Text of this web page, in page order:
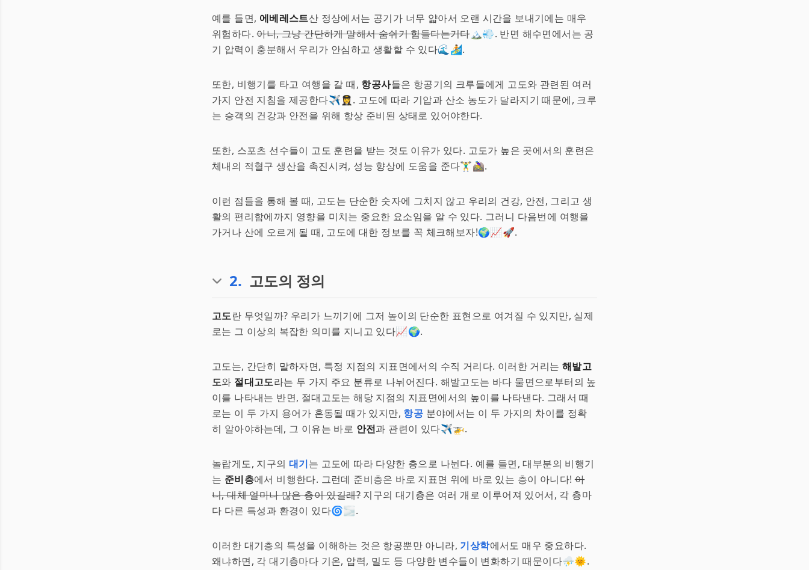
예를 들면, 에베레스트산 정상에서는 공기가 너무 얇아서 오랜 시간을 보내기에는 매우
위험하다.아니, 그냥 간단하게 말해서 숨쉬기 힘들다는거다🏔️💨. 반면 해수면에서는 공
기 압력이 충분해서 우리가 안심하고 생활할 수 있다🌊🏄.
또한, 비행기를 타고 여행을 갈 때, 항공사들은 항공기의 크루들에게 고도와 관련된 여러
가지 안전 지침을 제공한다✈️👩‍✈️. 고도에 따라 기압과 산소 농도가 달라지기 때문에, 크루
는 승객의 건강과 안전을 위해 항상 준비된 상태로 있어야한다.
또한, 스포츠 선수들이 고도 훈련을 받는 것도 이유가 있다. 고도가 높은 곳에서의 훈련은
체내의 적혈구 생산을 촉진시켜, 성능 향상에 도움을 준다🏋️‍♂️🚵‍♀️.
이런 점들을 통해 볼 때, 고도는 단순한 숫자에 그치지 않고 우리의 건강, 안전, 그리고 생
활의 편리함에까지 영향을 미치는 중요한 요소임을 알 수 있다. 그러니 다음번에 여행을
가거나 산에 오르게 될 때, 고도에 대한 정보를 꼭 체크해보자!🌍📈🚀.
2. 고도의 정의
고도란 무엇일까? 우리가 느끼기에 그저 높이의 단순한 표현으로 여겨질 수 있지만, 실제
로는 그 이상의 복잡한 의미를 지니고 있다📈🌍.
고도는, 간단히 말하자면, 특정 지점의 지표면에서의 수직 거리다. 이러한 거리는 해발고
도와 절대고도라는 두 가지 주요 분류로 나뉘어진다. 해발고도는 바다 물면으로부터의 높
이를 나타내는 반면, 절대고도는 해당 지점의 지표면에서의 높이를 나타낸다. 그래서 때
로는 이 두 가지 용어가 혼동될 때가 있지만, 항공 분야에서는 이 두 가지의 차이를 정확
히 알아야하는데, 그 이유는 바로 안전과 관련이 있다✈️🚁.
놀랍게도, 지구의 대기는 고도에 따라 다양한 층으로 나뉜다. 예를 들면, 대부분의 비행기
는 준비층에서 비행한다. 그런데 준비층은 바로 지표면 위에 바로 있는 층이 아니다!아
니, 대체 얼마나 많은 층이 있길래? 지구의 대기층은 여러 개로 이루어져 있어서, 각 층마
다 다른 특성과 환경이 있다🌀🌫.
이러한 대기층의 특성을 이해하는 것은 항공뿐만 아니라, 기상학에서도 매우 중요하다.
왜냐하면, 각 대기층마다 기온, 압력, 밀도 등 다양한 변수들이 변화하기 때문이다⛈️🌞.